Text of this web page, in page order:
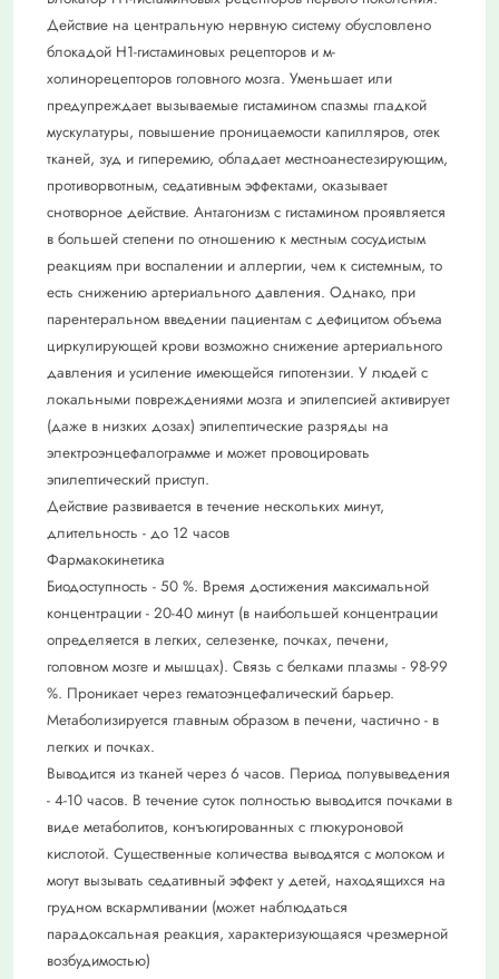
Действие на центральную нервную систему обусловлено
блокадой Н1-гистаминовых рецепторов и м-
холинорецепторов головного мозга. Уменьшает или
предупреждает вызываемые гистамином спазмы гладкой
мускулатуры, повышение проницаемости капилляров, отек
тканей, зуд и гиперемию, обладает местноанестезирующим,
противорвотным, седативным эффектами, оказывает
снотворное действие. Антагонизм с гистамином проявляется
в большей степени по отношению к местным сосудистым
реакциям при воспалении и аллергии, чем к системным, то
есть снижению артериального давления. Однако, при
парентеральном введении пациентам с дефицитом объема
циркулирующей крови возможно снижение артериального
давления и усиление имеющейся гипотензии. У людей с
локальными повреждениями мозга и эпилепсией активирует
(даже в низких дозах) эпилептические разряды на
электроэнцефалограмме и может провоцировать
эпилептический приступ.
Действие развивается в течение нескольких минут,
длительность - до 12 часов
Фармакокинетика
Биодоступность - 50 %. Время достижения максимальной
концентрации - 20-40 минут (в наибольшей концентрации
определяется в легких, селезенке, почках, печени,
головном мозге и мышцах). Связь с белками плазмы - 98-99
%. Проникает через гематоэнцефалический барьер.
Метаболизируется главным образом в печени, частично - в
легких и почках.
Выводится из тканей через 6 часов. Период полувыведения
- 4-10 часов. В течение суток полностью выводится почками в
виде метаболитов, конъюгированных с глюкуроновой
кислотой. Существенные количества выводятся с молоком и
могут вызывать седативный эффект у детей, находящихся на
грудном вскармливании (может наблюдаться
парадоксальная реакция, характеризующаяся чрезмерной
возбудимостью)